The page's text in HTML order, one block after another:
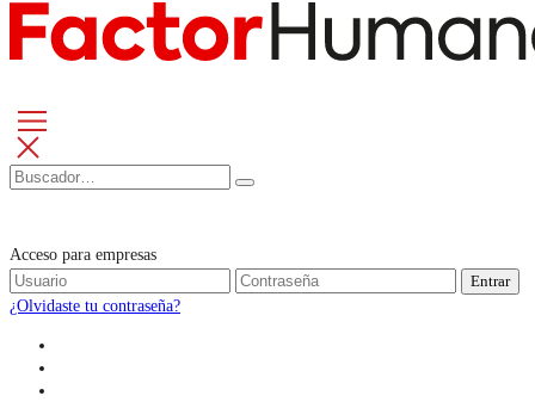
Acceso para empresas
Entrar
¿Olvidaste tu contraseña?